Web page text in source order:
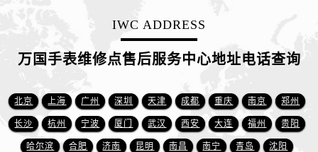
江西省鹰潭市月湖区胜利东路万国售后服务中心（需提前预约）
山东省东营市东营区济南路万国售后服务中心（需提前预约）
山东省济南市历下区经十路11111号华润中心写字楼（万象城）15层1508室万国售后服务中心（需提前预约）
山东省济宁市任城区太白楼路万国售后服务中心（需提前预约）
IWC ADDRESS
万国手表维修点售后服务中心地址电话查询
北京 上海 广州 深圳 天津 成都 重庆 南京 郑州
长沙 杭州 宁波 厦门 武汉 西安 大连 福州 贵阳
哈尔滨 合肥 济南 昆明 南昌 南宁 青岛 沈阳